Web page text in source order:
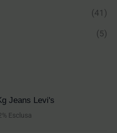
(41)
(5)
Jeans Levi's
Esclusa